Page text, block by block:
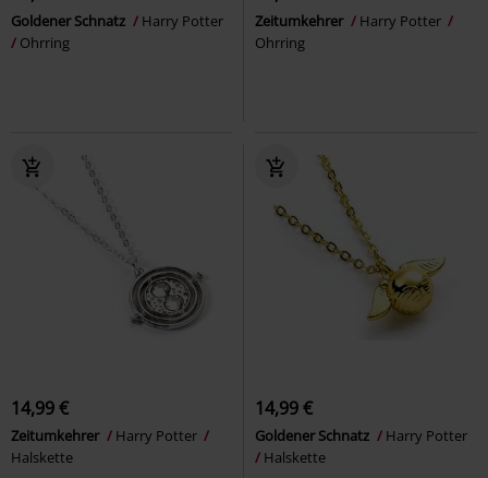
Goldener Schnatz
Harry Potter
Ohrring
Zeitumkehrer
Harry Potter
Ohrring
14,99 €
Zeitumkehrer
Harry Potter
Halskette
14,99 €
Goldener Schnatz
Harry Potter
Halskette